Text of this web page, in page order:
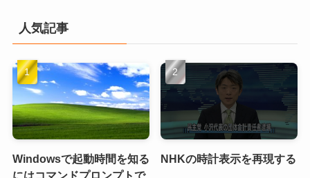
人気記事
Windowsで起動時間を知る
NHKの時計表示を再現する